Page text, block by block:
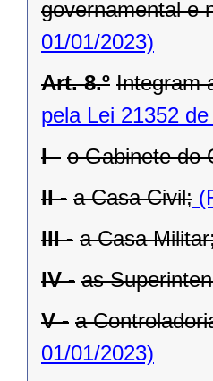
governamental e
01/01/2023)
Art. 8.º Integram
pela Lei 21352
I - o Gabinete do
II - a Casa Civil;
III - a Casa
IV - as
V - a
01/01/2023)